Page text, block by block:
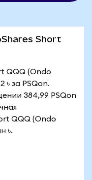
Short
QQQ (Ondo
৳ за PSQon.
384,99 PSQon
QQQ (Ondo
৳.